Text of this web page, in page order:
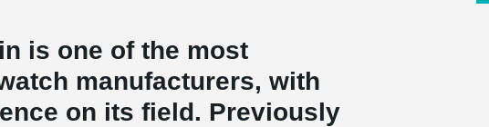
is one of the most
manufacturers, with
on its field. Previously